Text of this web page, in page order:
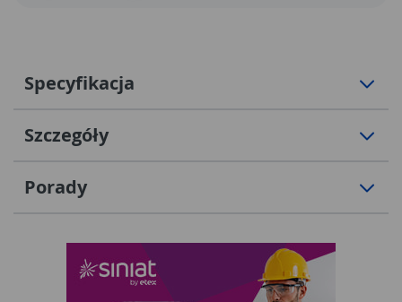
Specyfikacja
Szczegóły
Porady